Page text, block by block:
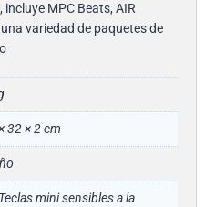
MPC Beats, AIR
variedad de paquetes de
32 × 2 cm
mini sensibles a la